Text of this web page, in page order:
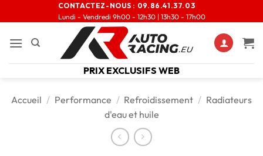
CONTACTEZ-NOUS : 09.86.41.37.03
Lundi - Vendredi 9h00 - 12h30 | 13h30 - 17h00
PRIX EXCLUSIFS WEB
Accueil / Performance / Refroidissement / Radiateurs
d'eau et huile